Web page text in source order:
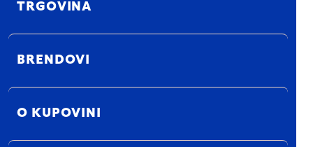
TRGOVINA
BRENDOVI
O KUPOVINI